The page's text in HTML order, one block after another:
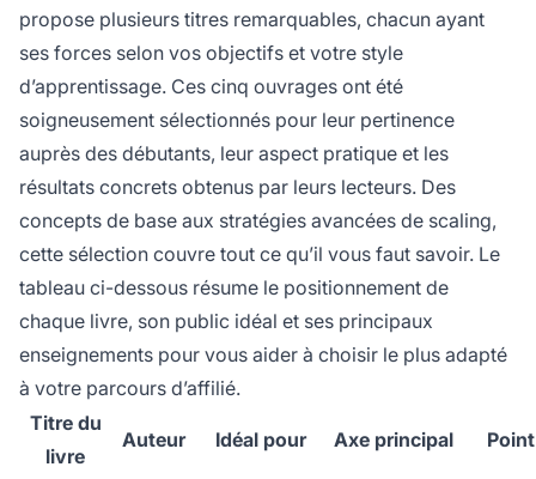
propose plusieurs titres remarquables, chacun ayant
ses forces selon vos objectifs et votre style
d’apprentissage. Ces cinq ouvrages ont été
soigneusement sélectionnés pour leur pertinence
auprès des débutants, leur aspect pratique et les
résultats concrets obtenus par leurs lecteurs. Des
concepts de base aux stratégies avancées de scaling,
cette sélection couvre tout ce qu’il vous faut savoir. Le
tableau ci-dessous résume le positionnement de
chaque livre, son public idéal et ses principaux
enseignements pour vous aider à choisir le plus adapté
à votre parcours d’affilié.
Titre du
livre
Auteur Idéal pour Axe principal